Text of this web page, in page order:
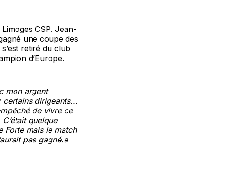
CSP. Jean-
une coupe des
retiré du club
d’Europe.
mon argent
certains dirigeants...
de vivre ce
quelque
Forte mais le match
pas gagné.e